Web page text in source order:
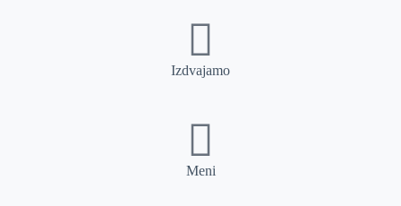
Izdvajamo
Meni